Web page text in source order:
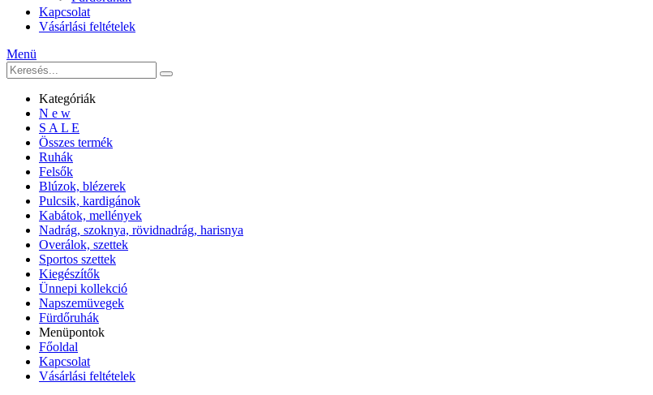
Kapcsolat
Vásárlási feltételek
Menü
Kategóriák
N e w
S A L E
Összes termék
Ruhák
Felsők
Blúzok, blézerek
Pulcsik, kardigánok
Kabátok, mellények
Nadrág, szoknya, rövidnadrág, harisnya
Overálok, szettek
Sportos szettek
Kiegészítők
Ünnepi kollekció
Napszemüvegek
Fürdőruhák
Menüpontok
Főoldal
Kapcsolat
Vásárlási feltételek